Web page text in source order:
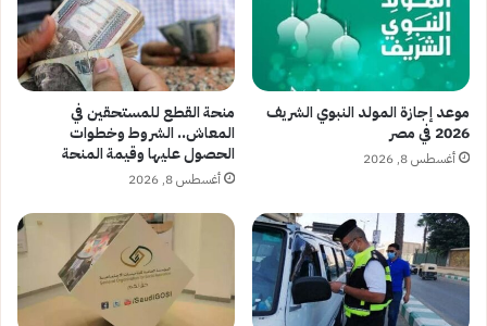
موعد إجازة المولد النبوي الشريف
2026 في مصر
أغسطس 8, 2026
منحة القطع للمستحقين في
المعاش.. الشروط وخطوات
الحصول عليها وقيمة المنحة
أغسطس 8, 2026